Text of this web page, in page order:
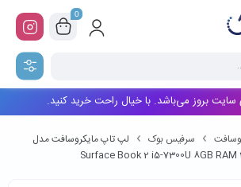
0
بروز می‌باشد. با خیال راحت خرید کنید.
سرفیس بوک
لپ تاپ مایکروسافت مدل